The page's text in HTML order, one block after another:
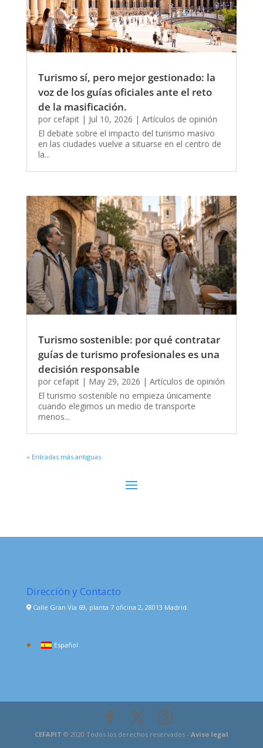
Turismo sí, pero mejor gestionado: la
voz de los guías oficiales ante el reto
de la masificación.
por cefapit| Jul 10, 2026 | Artículos de opinión
El debate sobre el impacto del turismo masivo
en las ciudades vuelve a situarse en el centro de
la...
Turismo sostenible: por qué contratar
guías de turismo profesionales es una
decisión responsable
por cefapit| May 29, 2026 | Artículos de opinión
El turismo sostenible no empieza únicamente
cuando elegimos un medio de transporte
menos...
« Entradas más antiguas
Dirección y Contacto
Calle Gran Vía 69, planta 7 oficina 2, 28013 Madrid.
Español
CEFAPIT © 2020 Todos los derechos reservados - Aviso legal